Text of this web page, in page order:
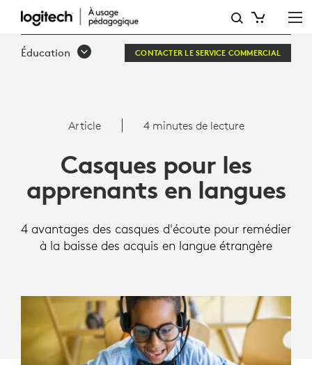
4 AVANTAGES
DES
REMÉDIER
LA
BAISSE
DES
EN
LANGUE
ÉTRANGÈRE
Éducation CONTACTER LE SERVICE COMMERCIAL
Article 4 minutes de lecture
Casques pour les
apprenants en langues
4 avantages des casques d'écoute pour remédier
à la baisse des acquis en langue étrangère